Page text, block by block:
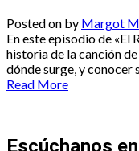
Posted on by Margot
En este episodio de «El
historia de la canción
dónde surge, y conocer
Read More